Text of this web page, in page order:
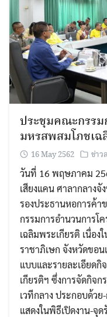
ประชุมคณะกรรม
มหรสพสมโภชเฉ
16 May 2562 ข่าว
วันที่ 16 พฤษภาคม
เสียงแคน ศาลากลาง
รองประธานหอการค้
กรรมการอำนวนการโ
เฉลิมพระเกียรติ เนื่อ
ราชาภิเษก จังหวัดขอ
แบบและรายละเอียด
เกียรติฯ ซึ่งการจัดกิจ
เวทีกลาง ประกอบด้วย
แสดงในพิธีเปิดงาน-จุ